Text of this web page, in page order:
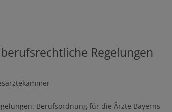
Regelungen
Berufsordnung für die Ärzte Bayerns